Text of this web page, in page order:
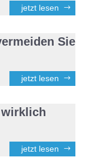
jetzt lesen
Sie
jetzt lesen
wirklich
jetzt lesen